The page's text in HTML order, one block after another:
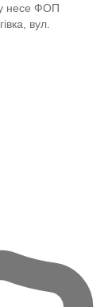
несе ФОП
вул.